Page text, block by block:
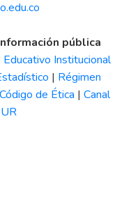
pública
Institucional
| Régimen
Código de Ética | Canal